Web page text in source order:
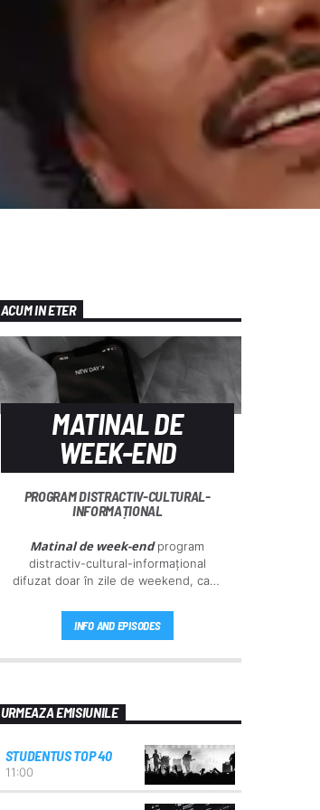
ACUM IN ETER
MATINAL DE
WEEK-END
PROGRAM DISTRACTIV-CULTURAL-
INFORMAȚIONAL
Matinal de week-endprogram
distractiv-cultural-informațional
difuzat doar în zile de weekend, care
în casele și sufletele
radioascultătorilor prin informația
INFO AND EPISODES
URMEAZA EMISIUNILE
STUDENTUS TOP 40
11:00